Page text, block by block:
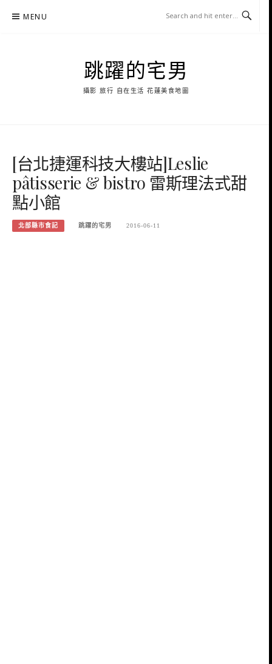
MENU
跳躍的宅男
攝影 旅行 自在生活 花蓮美食地圖
[台北捷運科技大樓站]Leslie
pâtisserie & bistro 雷斯理法式甜
點小館
北部縣市食記 跳躍的宅男 2016-06-11